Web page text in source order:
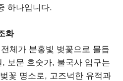
하나입니다.
화
체가 분홍빛 벚꽃으로 물듭
보문 호숫가, 불국사 입구는
꽃 명소로, 고즈넉한 유적과